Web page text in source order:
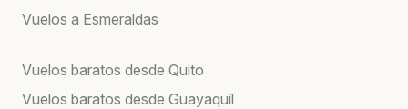
Vuelos a Esmeraldas
Vuelos baratos desde Quito
Vuelos baratos desde Guayaquil